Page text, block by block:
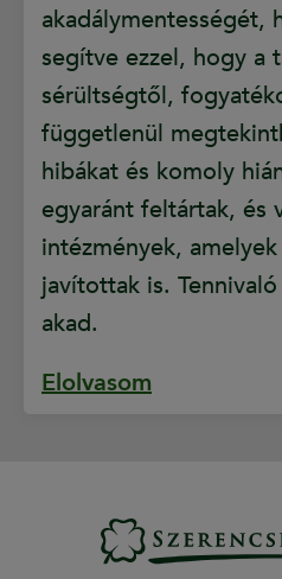
akadálymentességét,
segítve ezzel, hogy a
sérültségtől,
függetlenül
hibákat és komoly
egyaránt feltártak, és
intézmények,
javítottak is.
akad.
Elolvasom